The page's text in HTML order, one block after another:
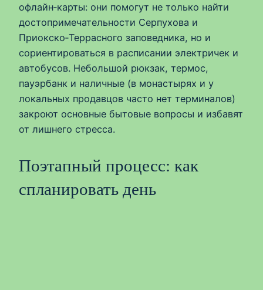
офлайн‑карты: они помогут не только найти
достопримечательности Серпухова и
Приокско‑Террасного заповедника, но и
сориентироваться в расписании электричек и
автобусов. Небольшой рюкзак, термос,
пауэрбанк и наличные (в монастырях и у
локальных продавцов часто нет терминалов)
закроют основные бытовые вопросы и избавят
от лишнего стресса.
Поэтапный процесс: как
спланировать день